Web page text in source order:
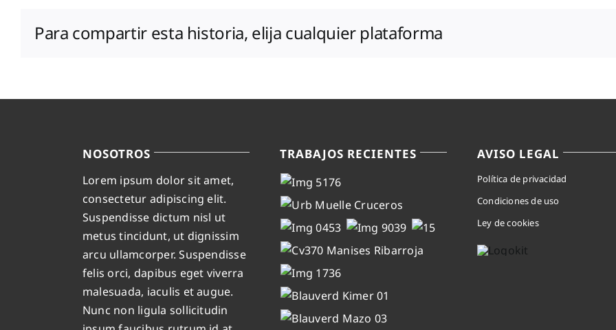
Para compartir esta historia, elija cualquier plataforma
NOSOTROS
Lorem ipsum dolor sit amet,
consectetur adipiscing elit.
Suspendisse dictum nisl ut
metus tincidunt, ut dignissim
arcu ullamcorper. Suspendisse
felis orci, dapibus eget viverra
malesuada, iaculis et augue.
Nunc non ligula sollicitudin
TRABAJOS RECIENTES AVISO LEGAL
Política de privacidad
Condiciones de uso
Ley de cookies